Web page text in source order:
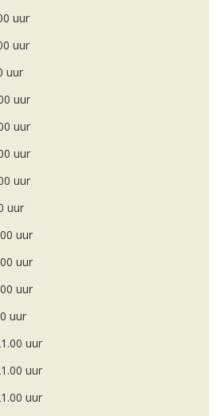
uur
uur
uur
uur
uur
uur
uur
uur
uur
uur
uur
uur
uur
uur
uur